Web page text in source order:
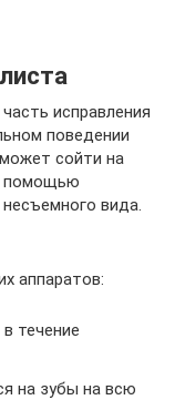
исправления
поведении
сойти на
помощью
вида.
аппаратов:
течение
на зубы на всю